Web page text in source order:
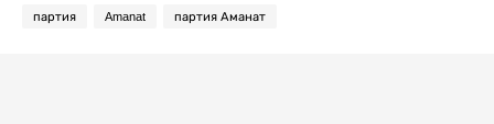
партия Amanat партия Аманат